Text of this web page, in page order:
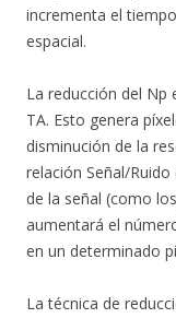
incrementa el
espacial.
La reducción del Np
TA. Esto genera
disminución de la
relación Señal/
de la señal (como
aumentará el
en un determinado
La técnica de